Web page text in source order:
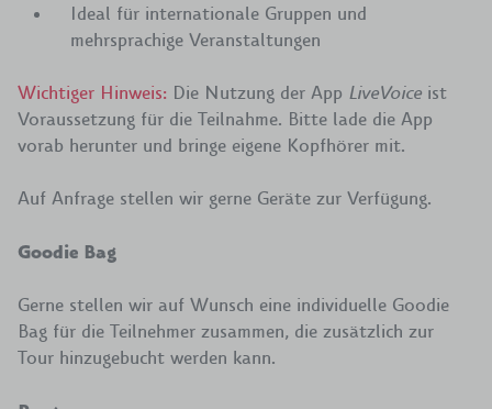
Ideal für internationale Gruppen und
mehrsprachige Veranstaltungen
Wichtiger Hinweis: Die Nutzung der App LiveVoice ist
Voraussetzung für die Teilnahme. Bitte lade die App
vorab herunter und bringe eigene Kopfhörer mit.
Auf Anfrage stellen wir gerne Geräte zur Verfügung.
Goodie Bag
Gerne stellen wir auf Wunsch eine individuelle Goodie
Bag für die Teilnehmer zusammen, die zusätzlich zur
Tour hinzugebucht werden kann.